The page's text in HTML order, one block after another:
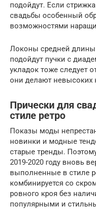
подойдут. Если
свадьбы особенный
возможностями
Локоны средней длины
подойдут пучки с
укладок тоже следует
они делают невысоких
Прически для
стиле ретро
Показы моды
новинки и модные
старые тренды.
2019-2020 году вновь
выполненные в стиле
комбинируется со
ровного кроя без
популярными и